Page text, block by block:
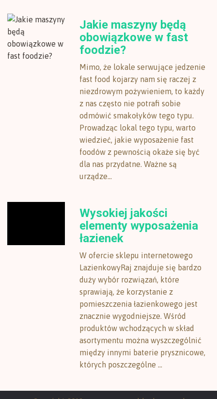
Jakie maszyny będą
obowiązkowe w fast
foodzie?
Mimo, że lokale serwujące jedzenie
fast food kojarzy nam się raczej z
niezdrowym pożywieniem, to każdy
z nas często nie potrafi sobie
odmówić smakołyków tego typu.
Prowadząc lokal tego typu, warto
wiedzieć, jakie wyposażenie fast
foodów z pewnością okaże się być
dla nas przydatne. Ważne są
urządze...
Wysokiej jakości
elementy wyposażenia
łazienek
W ofercie sklepu internetowego
LazienkowyRaj znajduje się bardzo
duży wybór rozwiązań, które
sprawiają, że korzystanie z
pomieszczenia łazienkowego jest
znacznie wygodniejsze. Wśród
produktów wchodzących w skład
asortymentu można wyszczególnić
między innymi baterie prysznicowe,
których poszczególne ...